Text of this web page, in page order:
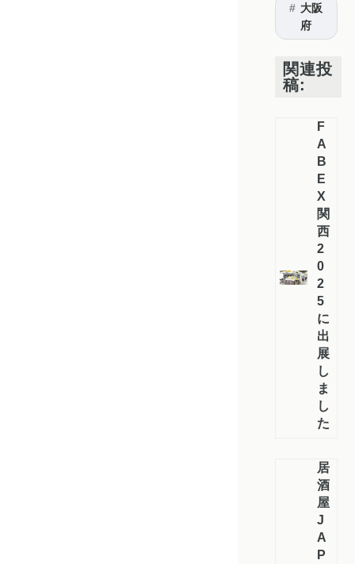
大阪
府
関連投
稿:
F
A
B
E
X
関
西
2
0
2
5
に
出
展
し
ま
し
た
居
酒
屋
J
A
P